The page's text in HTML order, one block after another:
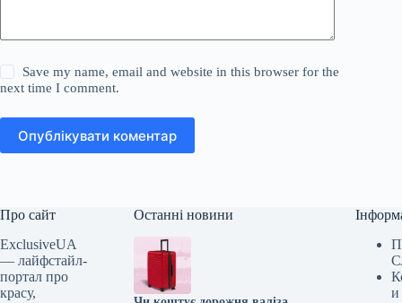
Save my name, email and website in this browser for the
next time I comment.
Опублікувати коментар
Про сайт
ExclusiveUA
— лайфстайл-
портал про
красу,
Останні новини
и